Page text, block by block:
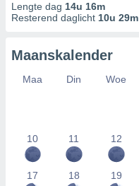
Lengte dag 14u 16m
Resterend daglicht 10u 29m
Maanskalender
Maa Din Woe
10 11 12
17 18 19